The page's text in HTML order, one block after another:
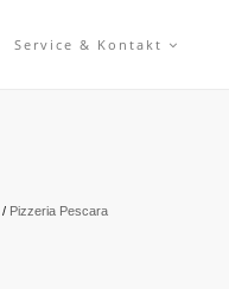
Service & Kontakt
/ Pizzeria Pescara